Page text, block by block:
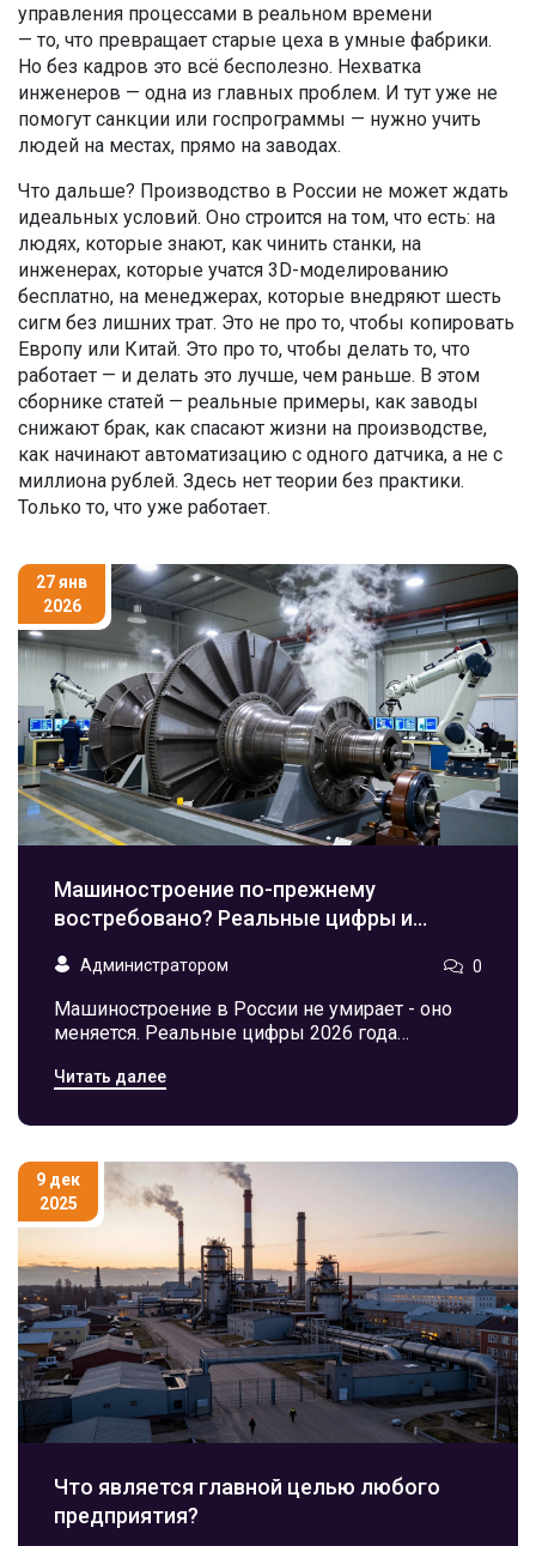
управления процессами в реальном времени
— то, что превращает старые цеха в умные фабрики.
Но без кадров это всё бесполезно. Нехватка
инженеров — одна из главных проблем. И тут уже не
помогут санкции или госпрограммы — нужно учить
людей на местах, прямо на заводах.
Что дальше? Производство в России не может ждать
идеальных условий. Оно строится на том, что есть: на
людях, которые знают, как чинить станки, на
инженерах, которые учатся 3D-моделированию
бесплатно, на менеджерах, которые внедряют шесть
сигм без лишних трат. Это не про то, чтобы копировать
Европу или Китай. Это про то, чтобы делать то, что
работает — и делать это лучше, чем раньше. В этом
сборнике статей — реальные примеры, как заводы
снижают брак, как спасают жизни на производстве,
как начинают автоматизацию с одного датчика, а не с
миллиона рублей. Здесь нет теории без практики.
Только то, что уже работает.
27 янв
2026
Машиностроение по-прежнему
востребовано? Реальные цифры и
Администратором 0
Машиностроение в России не умирает - оно
меняется. Реальные цифры 2026 года
внедрение цифровых технологий. Где
отрасли.
Читать далее
9 дек
2025
Что является главной целью любого
предприятия?